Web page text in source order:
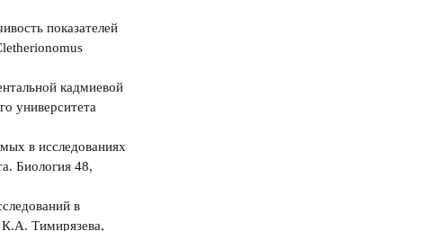
показателей
кадмиевой
университета
в исследованиях
Биология 48,
в
Тимирязева,